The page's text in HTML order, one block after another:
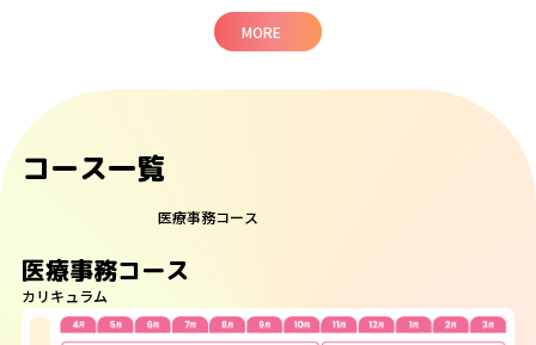
MORE
コース一覧
医療事務コース
医療事務コース
カリキュラム